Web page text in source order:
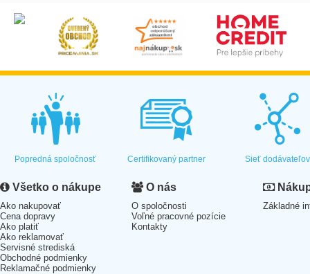
Popredná spoločnosť Certifikovaný partner Sieť dodávateľov
Všetko o nákupe
Ako nakupovať
Cena dopravy
Ako platiť
Ako reklamovať
Servisné strediská
Obchodné podmienky
Reklamačné podmienky
O nás
O spoločnosti
Voľné pracovné pozície
Kontakty
Základné